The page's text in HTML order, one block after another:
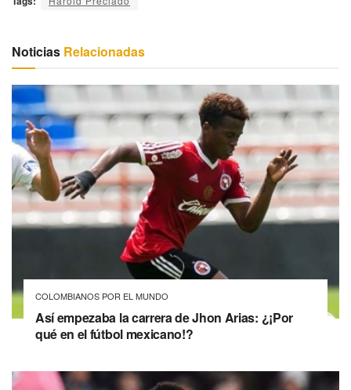
Noticias Relacionadas
COLOMBIANOS POR EL MUNDO
Así empezaba la carrera de Jhon Arias: ¿¡Por
qué en el fútbol mexicano!?